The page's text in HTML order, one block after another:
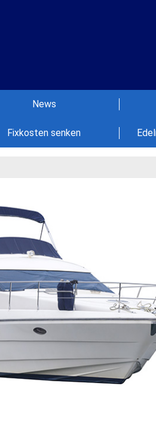
News
Fixkosten senken